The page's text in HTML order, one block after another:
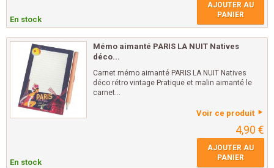
En stock
AJOUTER AU
PANIER
Mémo aimanté PARIS LA NUIT Natives
déco...
Carnet mémo aimanté PARIS LA NUIT Natives
déco rétro vintage Pratique et malin aimanté le
carnet...
Voir ce produit
4,90 €
En stock
AJOUTER AU
PANIER